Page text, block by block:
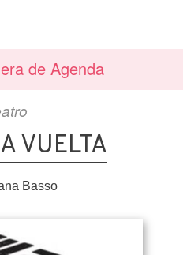
de Agenda
VUELTA
Basso